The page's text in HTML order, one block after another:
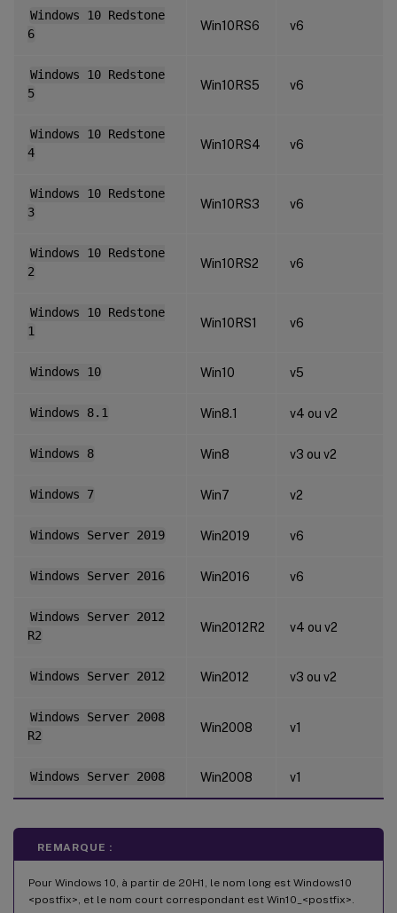
Windows 10 Redstone
6
Win10RS6 v6
Windows 10 Redstone
5
Win10RS5 v6
Windows 10 Redstone
4
Win10RS4 v6
Windows 10 Redstone
3
Win10RS3 v6
Windows 10 Redstone
2
Win10RS2 v6
Windows 10 Redstone
1
Win10RS1 v6
Windows 10 Win10 v5
Windows 8.1 Win8.1 v4 ou v2
Windows 8 Win8 v3 ou v2
Windows 7 Win7 v2
Windows Server 2019 Win2019 v6
Windows Server 2016 Win2016 v6
Windows Server 2012
R2
Win2012R2 v4 ou v2
Windows Server 2012 Win2012 v3 ou v2
Windows Server 2008
R2
Win2008 v1
Windows Server 2008 Win2008 v1
REMARQUE :
Pour Windows 10, à partir de 20H1, le nom long est Windows10
<postfix>, et le nom court correspondant est Win10_<postfix>.